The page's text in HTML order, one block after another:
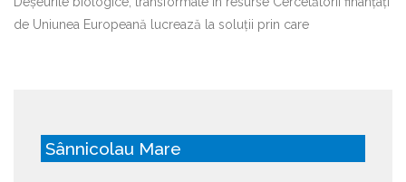
de Uniunea Europeană lucrează la soluții prin care
Sânnicolau Mare